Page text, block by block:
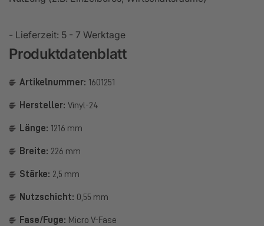
- Lieferzeit: 5 - 7 Werktage
Produktdatenblatt
Artikelnummer: 1601251
Hersteller: Vinyl-24
Länge: 1216 mm
Breite: 226 mm
Stärke: 2,5 mm
Nutzschicht: 0,55 mm
Fase/Fuge: Micro V-Fase